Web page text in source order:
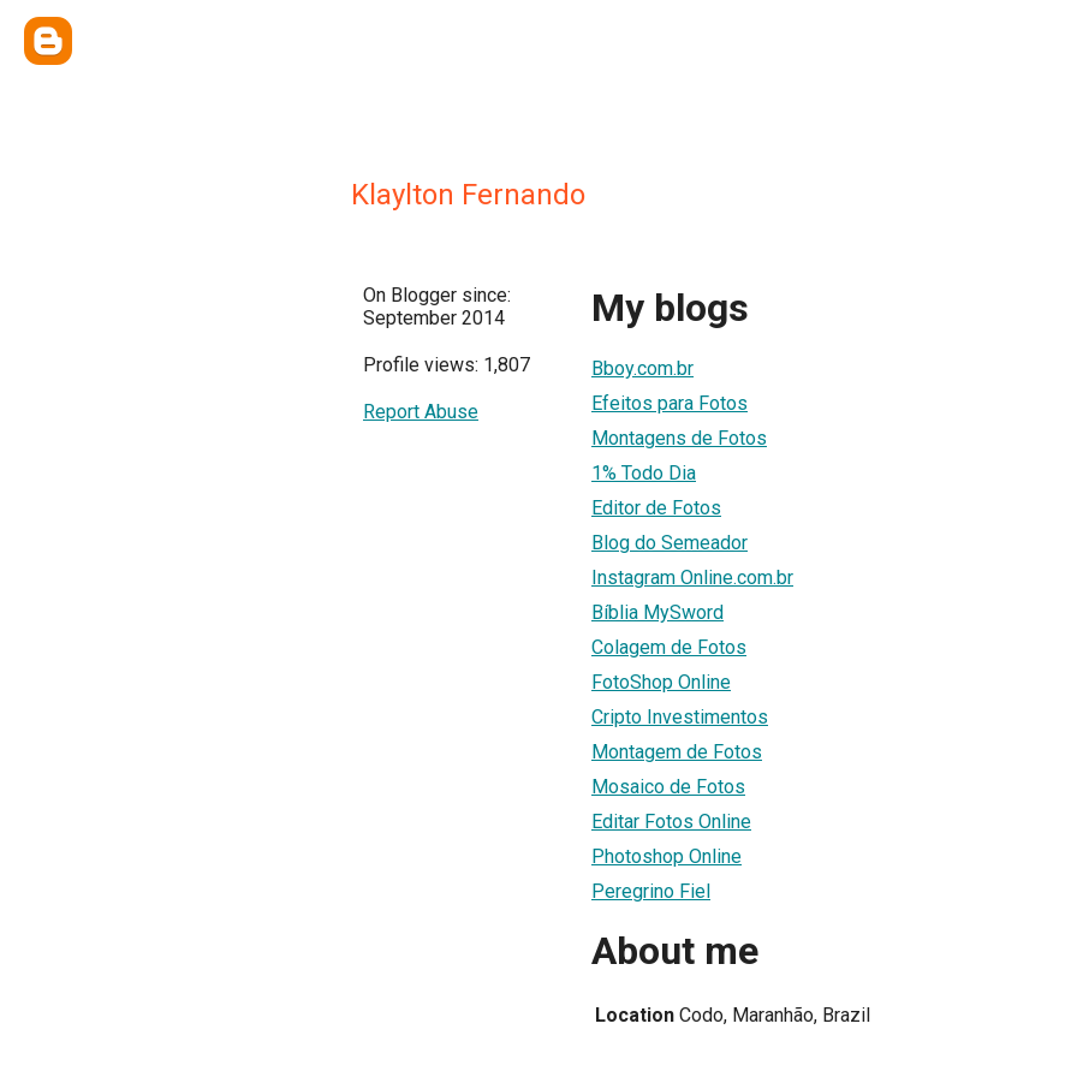
Klaylton Fernando
On Blogger since:
September 2014
Profile views: 1,807
Report Abuse
My blogs
Bboy.com.br
Efeitos para Fotos
Montagens de Fotos
1% Todo Dia
Editor de Fotos
Blog do Semeador
Instagram Online.com.br
Bíblia MySword
Colagem de Fotos
FotoShop Online
Cripto Investimentos
Montagem de Fotos
Mosaico de Fotos
Editar Fotos Online
Photoshop Online
Peregrino Fiel
About me
Location Codo, Maranhão, Brazil